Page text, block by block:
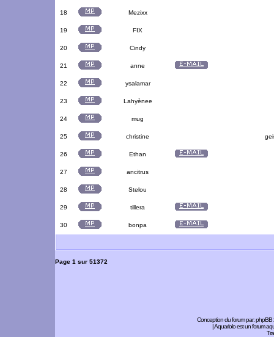
18 Mezixx
19 FIX
20 Cindy
21 anne
22 ysalamar
23 Lahyènee
24 mug
25 christine
26 Ethan
27 ancitrus
28 Stelou
29 tillera
30 bonpa
Page 1 sur 51372
Conception du forum par:phpBB
| Aquariolo est un forum